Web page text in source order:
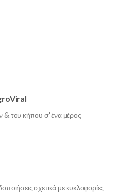
& του κήπου σ' ένα μέρος
σχετικά με κυκλοφορίες